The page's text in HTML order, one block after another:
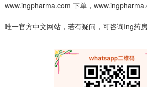
www.ingpharma.com 下单，
唯一官方中文网站，若有疑问，可咨询Ing药房